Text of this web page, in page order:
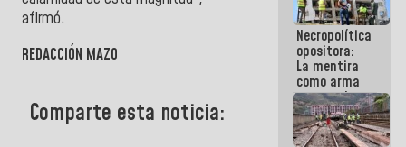
afirmó.
REDACCIÓN MAZO
Comparte esta noticia:
manejo de
escombros
en La Guaira
Necropolítica
opositora:
La mentira
como arma
contra el
Pueblo